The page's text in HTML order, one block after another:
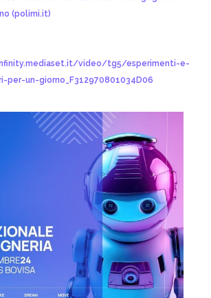
(polimi.it)
video/tg5/esperimenti-e-
un-giorno_F312970801034D06